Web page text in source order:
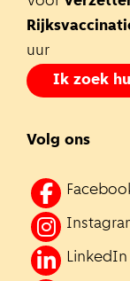
uur
Ik zoek
Volg ons
LinkedIn